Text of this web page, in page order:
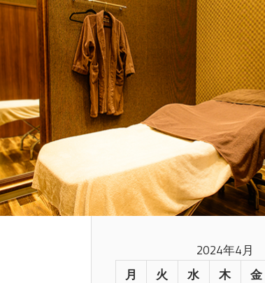
2024年4月
月
火 水 木 金